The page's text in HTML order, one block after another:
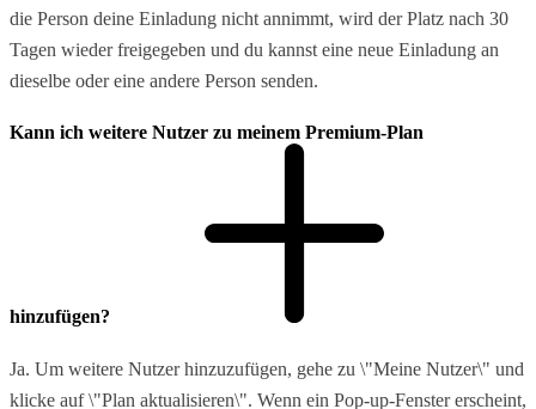
die Person deine Einladung nicht annimmt, wird der Platz nach 30
Tagen wieder freigegeben und du kannst eine neue Einladung an
dieselbe oder eine andere Person senden.
Kann ich weitere Nutzer zu meinem Premium-Plan
hinzufügen?
Ja. Um weitere Nutzer hinzuzufügen, gehe zu \"Meine Nutzer\" und
klicke auf \"Plan aktualisieren\". Wenn ein Pop-up-Fenster erscheint,